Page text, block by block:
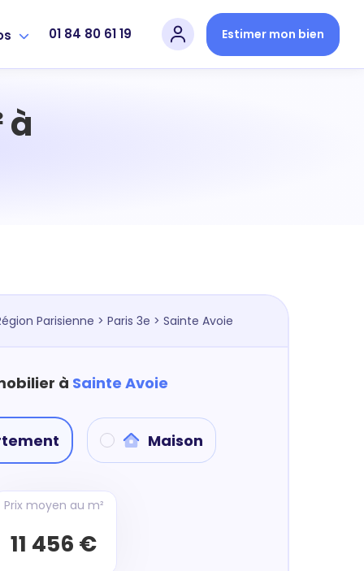
01 84 80 61 19 Estimer mon bien
à
Parisienne > Paris 3e > Sainte Avoie
à Sainte Avoie
Maison
Prix moyen au m²
11 456 €